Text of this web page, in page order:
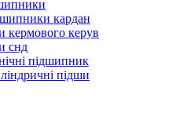
кардан
кермового керув
снд
підшипник
підши